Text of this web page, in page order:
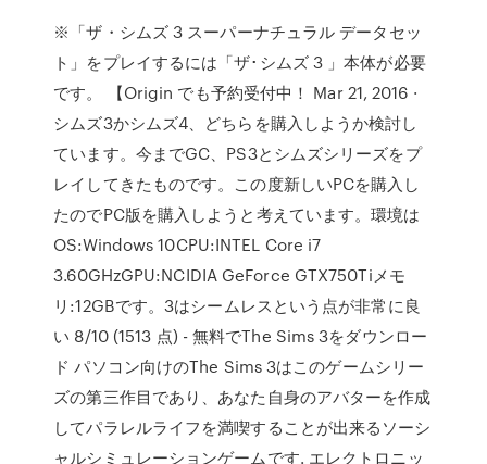
※「ザ・シムズ 3 スーパーナチュラル データセッ
ト」をプレイするには「ザ･シムズ 3 」本体が必要
です。 【Origin でも予約受付中！ Mar 21, 2016 ·
シムズ3かシムズ4、どちらを購入しようか検討し
ています。今までGC、PS3とシムズシリーズをプ
レイしてきたものです。この度新しいPCを購入し
たのでPC版を購入しようと考えています。環境は
OS:Windows 10CPU:INTEL Core i7
3.60GHzGPU:NCIDIA GeForce GTX750Tiメモ
リ:12GBです。3はシームレスという点が非常に良
い 8/10 (1513 点) - 無料でThe Sims 3をダウンロー
ド パソコン向けのThe Sims 3はこのゲームシリー
ズの第三作目であり、あなた自身のアバターを作成
してパラレルライフを満喫することが出来るソーシ
ャルシミュレーションゲームです. エレクトロニッ